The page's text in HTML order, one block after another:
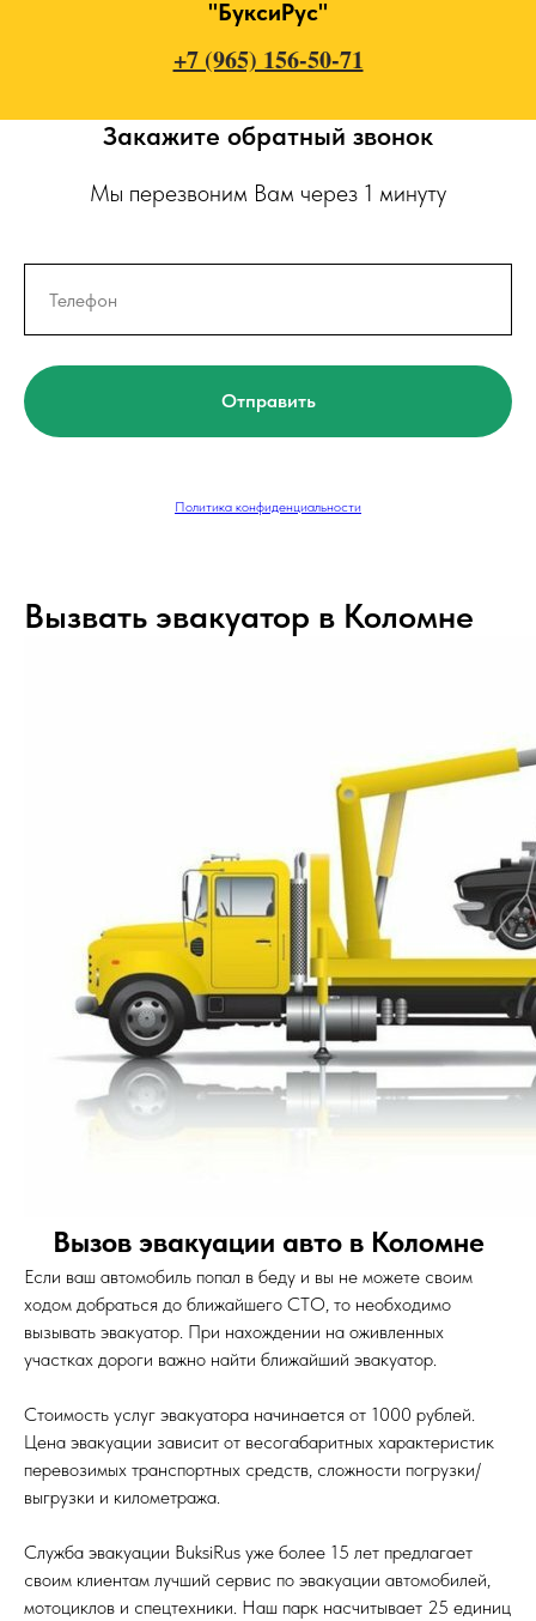
"БуксиРус"
+7 (965) 156-50-71
Закажите обратный звонок
Мы перезвоним Вам через 1 минуту
Отправить
Политика конфиденциальности
Вызвать эвакуатор в Коломне
Вызов эвакуации авто в Коломне
Если ваш автомобиль попал в беду и вы не можете своим
ходом добраться до ближайшего СТО, то необходимо
вызывать эвакуатор. При нахождении на оживленных
участках дороги важно найти ближайший эвакуатор.
Стоимость услуг эвакуатора начинается от 1000 рублей.
Цена эвакуации зависит от весогабаритных характеристик
перевозимых транспортных средств, сложности погрузки/
выгрузки и километража.
Служба эвакуации BuksiRus уже более 15 лет предлагает
своим клиентам лучший сервис по эвакуации автомобилей,
мотоциклов и спецтехники. Наш парк насчитывает 25 единиц